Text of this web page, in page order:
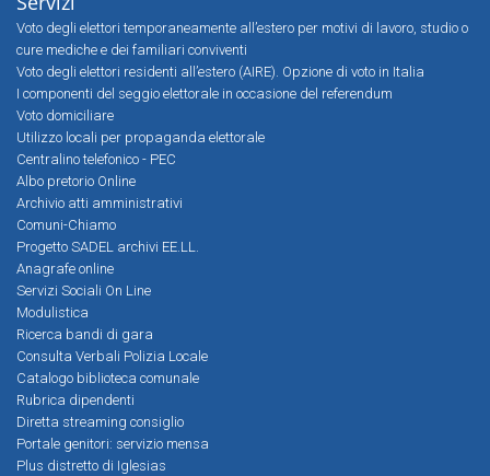
Voto degli elettori temporaneamente all’estero per motivi di lavoro, studio o
cure mediche e dei familiari conviventi
Voto degli elettori residenti all’estero (AIRE). Opzione di voto in Italia
I componenti del seggio elettorale in occasione del referendum
Voto domiciliare
Utilizzo locali per propaganda elettorale
Centralino telefonico - PEC
Albo pretorio Online
Archivio atti amministrativi
Comuni-Chiamo
Progetto SADEL archivi EE.LL.
Anagrafe online
Servizi Sociali On Line
Modulistica
Ricerca bandi di gara
Consulta Verbali Polizia Locale
Catalogo biblioteca comunale
Rubrica dipendenti
Diretta streaming consiglio
Portale genitori: servizio mensa
Plus distretto di Iglesias